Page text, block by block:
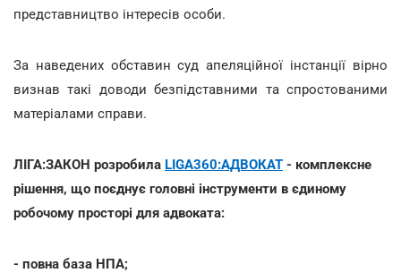
представництво інтересів особи.
За наведених обставин суд апеляційної інстанції вірно
визнав такі доводи безпідставними та спростованими
матеріалами справи.
ЛІГА:ЗАКОН розробила LIGA360:АДВОКАТ - комплексне
рішення, що поєднує головні інструменти в єдиному
робочому просторі для адвоката:
- повна база НПА;